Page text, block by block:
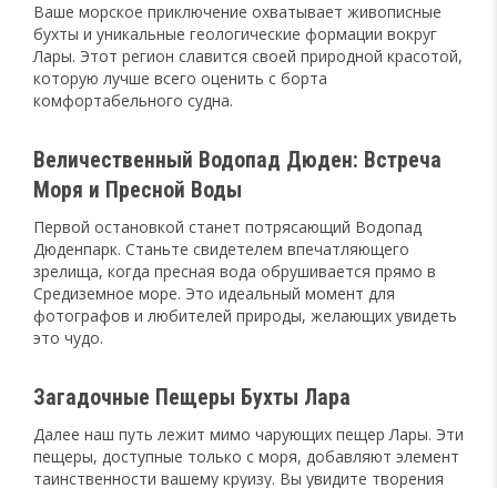
Ваше морское приключение охватывает живописные
бухты и уникальные геологические формации вокруг
Лары. Этот регион славится своей природной красотой,
которую лучше всего оценить с борта
комфортабельного судна.
Величественный Водопад Дюден: Встреча
Моря и Пресной Воды
Первой остановкой станет потрясающий Водопад
Дюденпарк. Станьте свидетелем впечатляющего
зрелища, когда пресная вода обрушивается прямо в
Средиземное море. Это идеальный момент для
фотографов и любителей природы, желающих увидеть
это чудо.
Загадочные Пещеры Бухты Лара
Далее наш путь лежит мимо чарующих пещер Лары. Эти
пещеры, доступные только с моря, добавляют элемент
таинственности вашему круизу. Вы увидите творения